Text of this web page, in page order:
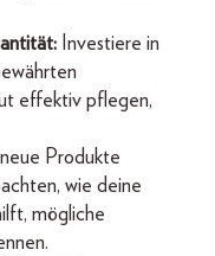
Investiere in
effektiv pflegen,
Produkte
wie deine
mögliche